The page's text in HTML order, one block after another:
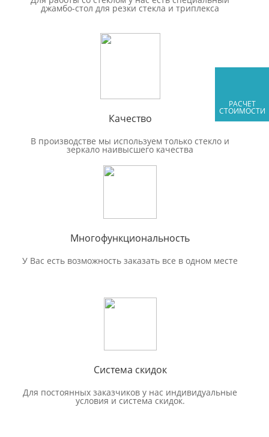
РАСЧЕТ
СТОИМОСТИ
джамбо-стол для резки стекла и триплекса
Качество
В производстве мы используем только стекло и
зеркало наивысшего качества
Многофункциональность
У Вас есть возможность заказать все в одном месте
Система скидок
Для постоянных заказчиков у нас индивидуальные
условия и система скидок.